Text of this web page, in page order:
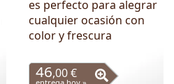
es perfecto para alegrar
cualquier ocasión con
color y frescura
46,00 €